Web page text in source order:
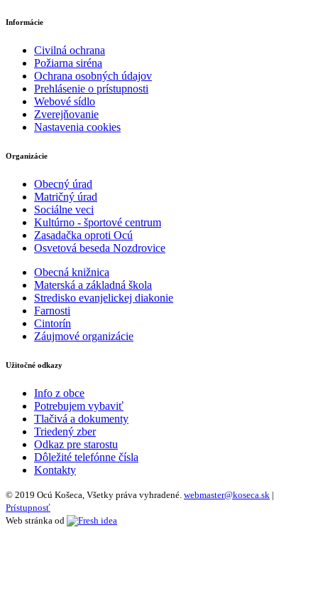
Informácie
Civilná ochrana
Požiarna siréna
Ochrana osobných údajov
Prehlásenie o prístupnosti
Webové sídlo
Zverejňovanie
Nastavenia cookies
Organizácie
Obecný úrad
Matričný úrad
Sociálne veci
Kultúrno - športové centrum
Zasadačka oproti Ocú
Osvetová beseda Nozdrovice
Obecná knižnica
Materská a základná škola
Stredisko evanjelickej diakonie
Farnosti
Cintorín
Záujmové organizácie
Užitočné odkazy
Info z obce
Potrebujem vybaviť
Tlačivá a dokumenty
Triedený zber
Odkaz pre starostu
Dôležité telefónne čísla
Kontakty
© 2019 Ocú Košeca, Všetky práva vyhradené. webmaster@koseca.sk |
Prístupnosť
Web stránka od